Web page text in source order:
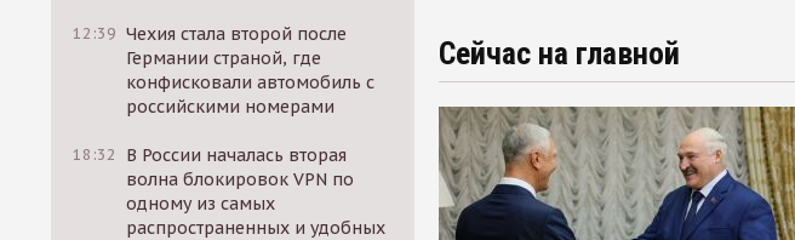
12:39 Чехия стала второй после
Германии страной, где
конфисковали автомобиль с
российскими номерами
18:32
В России началась вторая
волна блокировок VPN по
одному из самых
распространенных и удобных
Сейчас на главной